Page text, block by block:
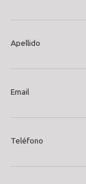
Apellido
Email
Teléfono